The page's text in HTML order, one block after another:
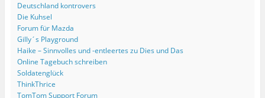
Deutschland kontrovers
Die Kuhsel
Forum für Mazda
Gilly´s Playground
Haike – Sinnvolles und -entleertes zu Dies und Das
Online Tagebuch schreiben
Soldatenglück
ThinkThrice
TomTom Support Forum